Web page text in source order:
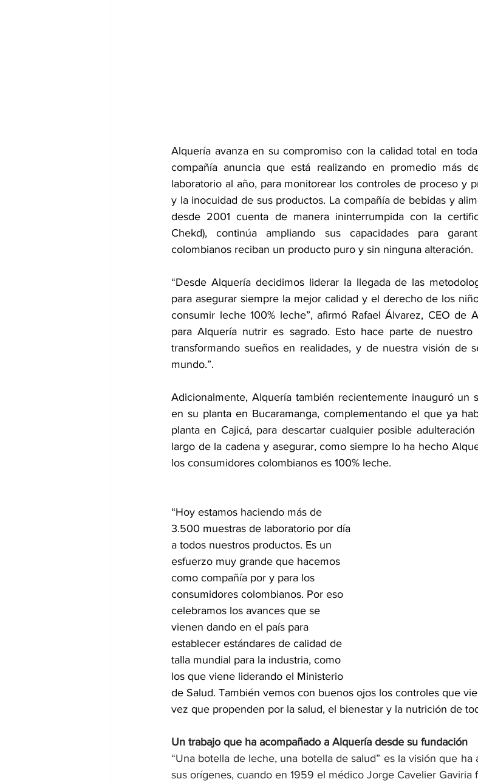
Alquería avanza en su compromiso con la calidad total en
compañía anuncia que está realizando en promedio más
laboratorio al año, para monitorear los controles de proceso y
y la inocuidad de sus productos. La compañía de bebidas y
desde 2001 cuenta de manera ininterrumpida con la
Chekd), continúa ampliando sus capacidades para
colombianos reciban un producto puro y sin ninguna alteración.
“Desde Alquería decidimos liderar la llegada de las
para asegurar siempre la mejor calidad y el derecho de los
consumir leche 100% leche”, afirmó Rafael Álvarez, CEO de
para Alquería nutrir es sagrado. Esto hace parte de
transformando sueños en realidades, y de nuestra visión de
mundo.”.
Adicionalmente, Alquería también recientemente inauguró un
en su planta en Bucaramanga, complementando el que ya
planta en Cajicá, para descartar cualquier posible
largo de la cadena y asegurar, como siempre lo ha hecho
los consumidores colombianos es 100% leche.
“Hoy estamos haciendo más de
3.500 muestras de laboratorio por día
a todos nuestros productos. Es un
esfuerzo muy grande que hacemos
como compañía por y para los
consumidores colombianos. Por eso
celebramos los avances que se
vienen dando en el país para
establecer estándares de calidad de
talla mundial para la industria, como
los que viene liderando el Ministerio
de Salud. También vemos con buenos ojos los controles que
vez que propenden por la salud, el bienestar y la nutrición de
Un trabajo que ha acompañado a Alquería desde su fundación
“Una botella de leche, una botella de salud” es la visión que
sus orígenes, cuando en 1959 el médico Jorge Cavelier Gaviria